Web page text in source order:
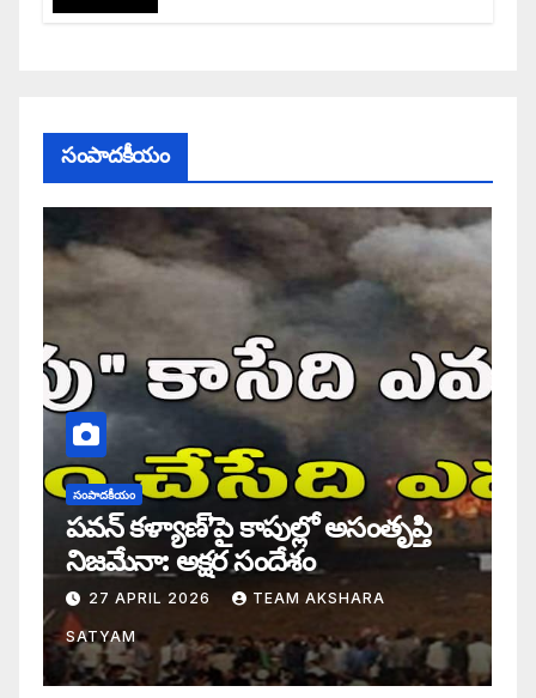
సంపాదకీయం
సంపాదకీయం
పవన్ కళ్యాణ్’పై కాపుల్లో అసంతృప్తి
నిజమేనా: అక్షర సందేశం
27 APRIL 2026 TEAM AKSHARA
SATYAM